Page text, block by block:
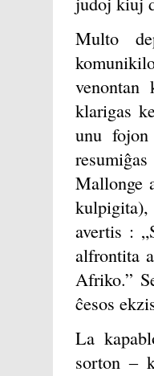
Multo
venontan
klarigas
unu
Mallonge
kulpigita),
avertis :
alfrontita
Afriko.”
ĉesos
La
sorton ‒